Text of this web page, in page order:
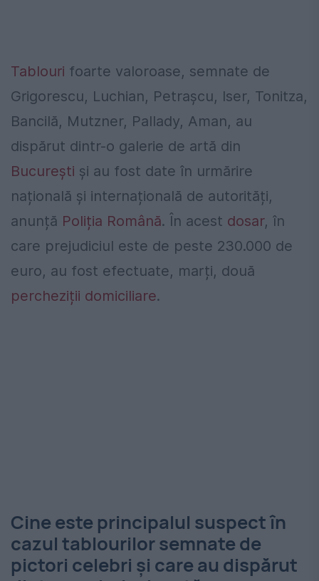
Tablouri foarte valoroase, semnate de
Grigorescu, Luchian, Petrașcu, Iser, Tonitza,
Bancilă, Mutzner, Pallady, Aman, au
dispărut dintr-o galerie de artă din
București și au fost date în urmărire
națională și internațională de autorități,
anunță Poliția Română. În acest dosar, în
care prejudiciul este de peste 230.000 de
euro, au fost efectuate, marți, două
percheziții domiciliare.
Cine este principalul suspect în
cazul tablourilor semnate de
pictori celebri și care au dispărut